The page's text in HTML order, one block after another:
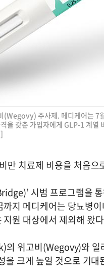
(Wegovy) 주사제. 메디케어는 7
을 갖춘 가입자에게 GLP-1 계열
만 치료제 비용을 처음으
시범 프로그램을
지 메디케어는 당뇨병
원 대상에서 제외해 왔
위고비(Wegovy)와
크게 높일 것으로 기대